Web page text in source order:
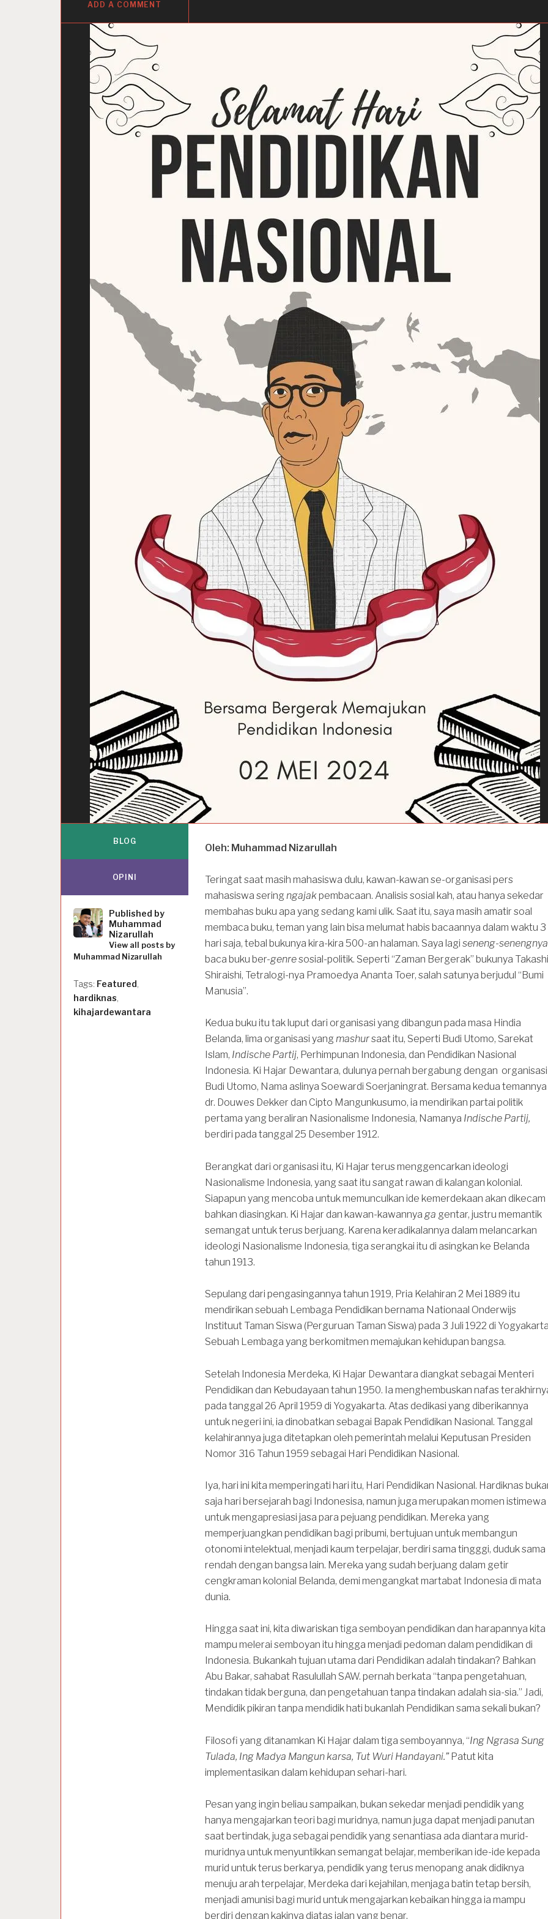
ADD A COMMENT
Oleh: Muhammad Nizarullah
Teringat saat masih mahasiswa dulu, kawan-kawan se-organisasi pers
mahasiswa sering ngajakpembacaan. Analisis sosial kah, atau hanya sekedar
membahas buku apa yang sedang kami ulik. Saat itu, saya masih amatir soal
membaca buku, teman yang lain bisa melumat habis bacaannya dalam waktu 3
hari saja, tebal bukunya kira-kira 500-an halaman. Saya lagi seneng-senengnya
baca buku ber-genresosial-politik. Seperti “Zaman Bergerak” bukunya Takashi
Shiraishi, Tetralogi-nya Pramoedya Ananta Toer, salah satunya berjudul “Bumi
Manusia”.
Kedua buku itu tak luput dari organisasi yang dibangun pada masa Hindia
Belanda, lima organisasi yang mashursaat itu, Seperti Budi Utomo, Sarekat
Islam, Indische Partij, Perhimpunan Indonesia, dan Pendidikan Nasional
Indonesia. Ki Hajar Dewantara, dulunya pernah bergabung dengan organisasi
Budi Utomo, Nama aslinya Soewardi Soerjaningrat. Bersama kedua temannya
dr. Douwes Dekker dan Cipto Mangunkusumo, ia mendirikan partai politik
pertama yang beraliran Nasionalisme Indonesia, Namanya Indische Partij,
berdiri pada tanggal 25 Desember 1912.
Berangkat dari organisasi itu, Ki Hajar terus menggencarkan ideologi
Nasionalisme Indonesia, yang saat itu sangat rawan di kalangan kolonial.
Siapapun yang mencoba untuk memunculkan ide kemerdekaan akan dikecam
bahkan diasingkan. Ki Hajar dan kawan-kawannya ga gentar, justru memantik
semangat untuk terus berjuang. Karena keradikalannya dalam melancarkan
ideologi Nasionalisme Indonesia, tiga serangkai itu di asingkan ke Belanda
tahun 1913.
Sepulang dari pengasingannya tahun 1919, Pria Kelahiran 2 Mei 1889 itu
mendirikan sebuah Lembaga Pendidikan bernama Nationaal Onderwijs
Instituut Taman Siswa (Perguruan Taman Siswa) pada 3 Juli 1922 di
Sebuah Lembaga yang berkomitmen memajukan kehidupan bangsa.
Setelah Indonesia Merdeka, Ki Hajar Dewantara diangkat sebagai Menteri
Pendidikan dan Kebudayaan tahun 1950. Ia menghembuskan nafas
pada tanggal 26 April 1959 di Yogyakarta. Atas dedikasi yang diberikannya
untuk negeri ini, ia dinobatkan sebagai Bapak Pendidikan Nasional. Tanggal
kelahirannya juga ditetapkan oleh pemerintah melalui Keputusan Presiden
Nomor 316 Tahun 1959 sebagai Hari Pendidikan Nasional.
Iya, hari ini kita memperingati hari itu, Hari Pendidikan Nasional. Hardiknas
saja hari bersejarah bagi Indonesisa, namun juga merupakan momen istimewa
untuk mengapresiasi jasa para pejuang pendidikan. Mereka yang
memperjuangkan pendidikan bagi pribumi, bertujuan untuk membangun
otonomi intelektual, menjadi kaum terpelajar, berdiri sama tingggi, duduk sama
rendah dengan bangsa lain. Mereka yang sudah berjuang dalam getir
cengkraman kolonial Belanda, demi mengangkat martabat Indonesia di mata
dunia.
Hingga saat ini, kita diwariskan tiga semboyan pendidikan dan harapannya kita
mampu melerai semboyan itu hingga menjadi pedoman dalam pendidikan di
Indonesia. Bukankah tujuan utama dari Pendidikan adalah tindakan? Bahkan
Abu Bakar, sahabat Rasulullah SAW. pernah berkata “tanpa pengetahuan,
tindakan tidak berguna, dan pengetahuan tanpa tindakan adalah sia-sia.” Jadi,
Mendidik pikiran tanpa mendidik hati bukanlah Pendidikan sama sekali bukan?
Filosofi yang ditanamkan Ki Hajar dalam tiga semboyannya, “Ing Ngrasa Sung
Tulada, Ing Madya Mangun karsa, Tut Wuri Handayani.”Patut kita
implementasikan dalam kehidupan sehari-hari.
Pesan yang ingin beliau sampaikan, bukan sekedar menjadi pendidik yang
hanya mengajarkan teori bagi muridnya, namun juga dapat menjadi panutan
saat bertindak, juga sebagai pendidik yang senantiasa ada diantara murid-
muridnya untuk menyuntikkan semangat belajar, memberikan ide-ide kepada
murid untuk terus berkarya, pendidik yang terus menopang anak didiknya
menuju arah terpelajar, Merdeka dari kejahilan, menjaga batin tetap bersih,
menjadi amunisi bagi murid untuk mengajarkan kebaikan hingga ia mampu
berdiri dengan kakinya diatas jalan yang benar.
BLOG
OPINI
Published by
Muhammad
Nizarullah
View all posts by
Muhammad Nizarullah
Tags: Featured,
hardiknas,
kihajardewantara